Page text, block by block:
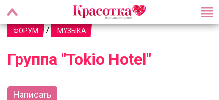
ФОРУМ / МУЗЫКА
Группа "Tokio Hotel"
Написать